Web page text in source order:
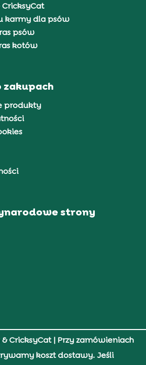
karmy dla psów
psów
kotów
produkty
strony
CricksyCat| Przy zamówieniach
koszt dostawy. Jeśli